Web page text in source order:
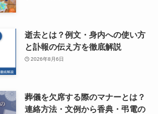
逝去とは？例文・身内への使い方
と訃報の伝え方を徹底解説
2026年8月6日
葬儀を欠席する際のマナーとは？
連絡方法・文例から香典・弔電の